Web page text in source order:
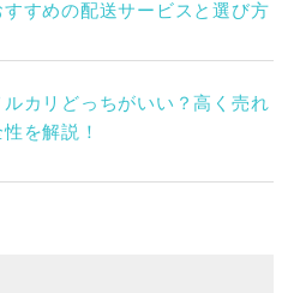
すすめの配送サービスと選び方
カリどっちがいい？高く売れ
を解説！